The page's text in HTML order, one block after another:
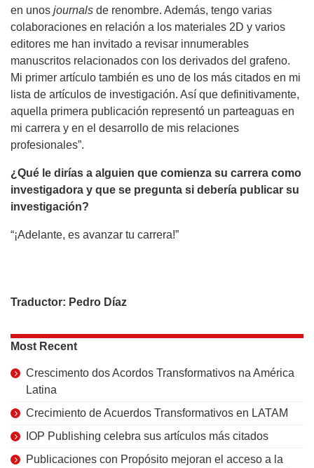
en unos journals de renombre. Además, tengo varias
colaboraciones en relación a los materiales 2D y varios
editores me han invitado a revisar innumerables
manuscritos relacionados con los derivados del grafeno.
Mi primer artículo también es uno de los más citados en mi
lista de artículos de investigación. Así que definitivamente,
aquella primera publicación representó un parteaguas en
mi carrera y en el desarrollo de mis relaciones
profesionales”.
¿Qué le dirías a alguien que comienza su carrera como
investigadora y que se pregunta si debería publicar su
investigación?
“¡Adelante, es avanzar tu carrera!”
Traductor: Pedro Díaz
Most Recent
Crescimento dos Acordos Transformativos na América
Latina
Crecimiento de Acuerdos Transformativos en LATAM
IOP Publishing celebra sus artículos más citados
Publicaciones con Propósito mejoran el acceso a la